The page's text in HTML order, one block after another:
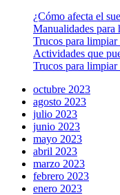
¿Cómo afecta el
Manualidades para
Trucos para limpiar
Actividades que
Trucos para limpiar
octubre 2023
agosto 2023
julio 2023
junio 2023
mayo 2023
abril 2023
marzo 2023
febrero 2023
enero 2023